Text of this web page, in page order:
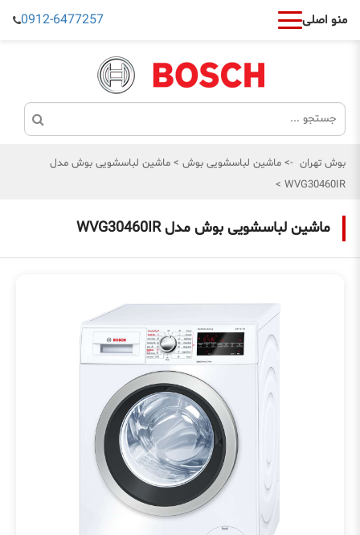
منو اصلی 0912-6477257
بوش تهران -> ماشین لباسشویی بوش > ماشین لباسشویی بوش مدل
WVG30460IR
>
ماشین لباسشویی بوش مدل WVG30460IR